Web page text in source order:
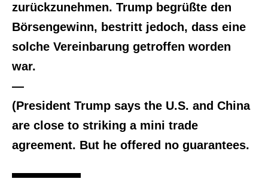
zurückzunehmen. Trump begrüßte den
Börsengewinn, bestritt jedoch, dass eine
solche Vereinbarung getroffen worden
war.
—
(President Trump says the U.S. and China
are close to striking a mini trade
agreement. But he offered no guarantees.